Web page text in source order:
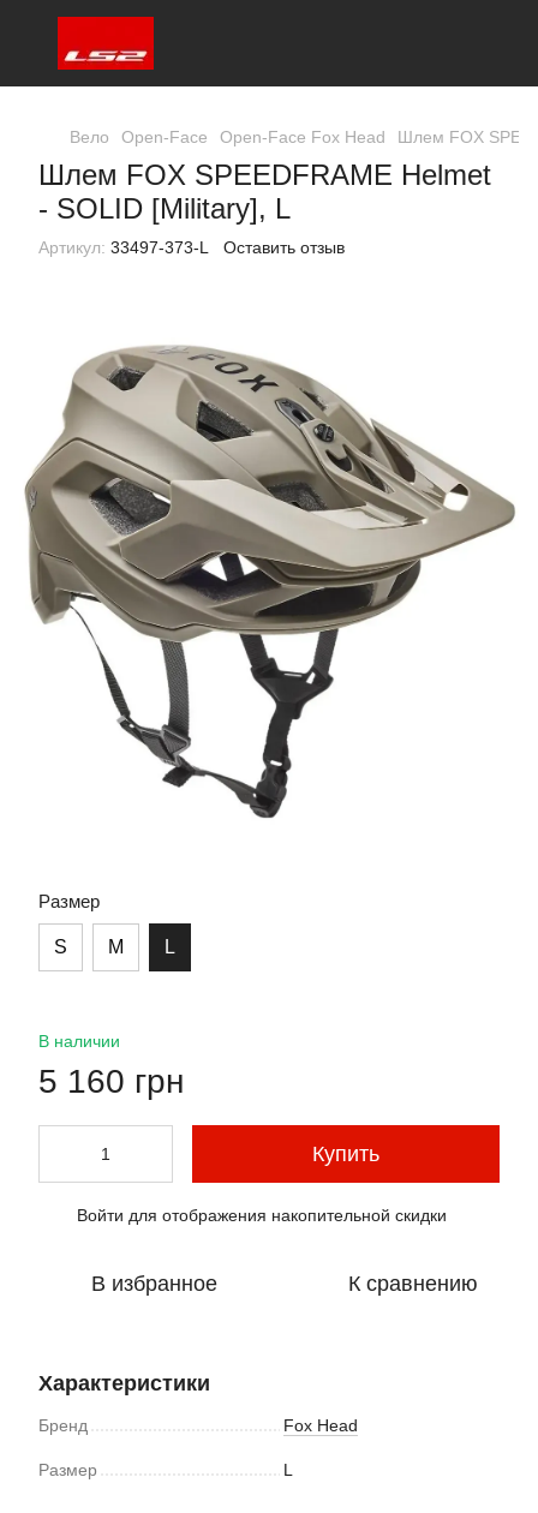
Вело Open-Face Open-Face Fox Head Шлем FOX
Шлем FOX SPEEDFRAME Helmet
- SOLID [Military], L
Артикул: 33497-373-L Оставить отзыв
Размер
S M L
В наличии
5 160 грн
Купить
Войти для отображения накопительной скидки
В избранное К сравнению
Характеристики
Бренд Fox Head
Размер L